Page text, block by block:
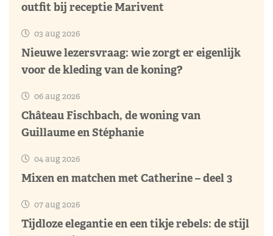
outfit bij receptie Marivent
03 aug 2026
Nieuwe lezersvraag: wie zorgt er eigenlijk
voor de kleding van de koning?
06 aug 2026
Château Fischbach, de woning van
Guillaume en Stéphanie
04 aug 2026
Mixen en matchen met Catherine – deel 3
07 aug 2026
Tijdloze elegantie en een tikje rebels: de stijl